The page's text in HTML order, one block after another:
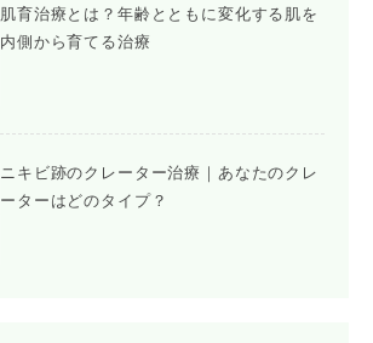
肌育治療とは？年齢とともに変化する肌を
内側から育てる治療
ニキビ跡のクレーター治療｜あなたのクレ
ーターはどのタイプ？